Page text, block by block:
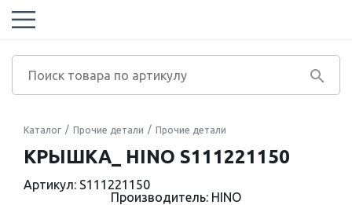
Каталог Прочие детали Прочие детали
КРЫШКА_ HINO S111221150
Артикул: S111221150
Производитель: HINO